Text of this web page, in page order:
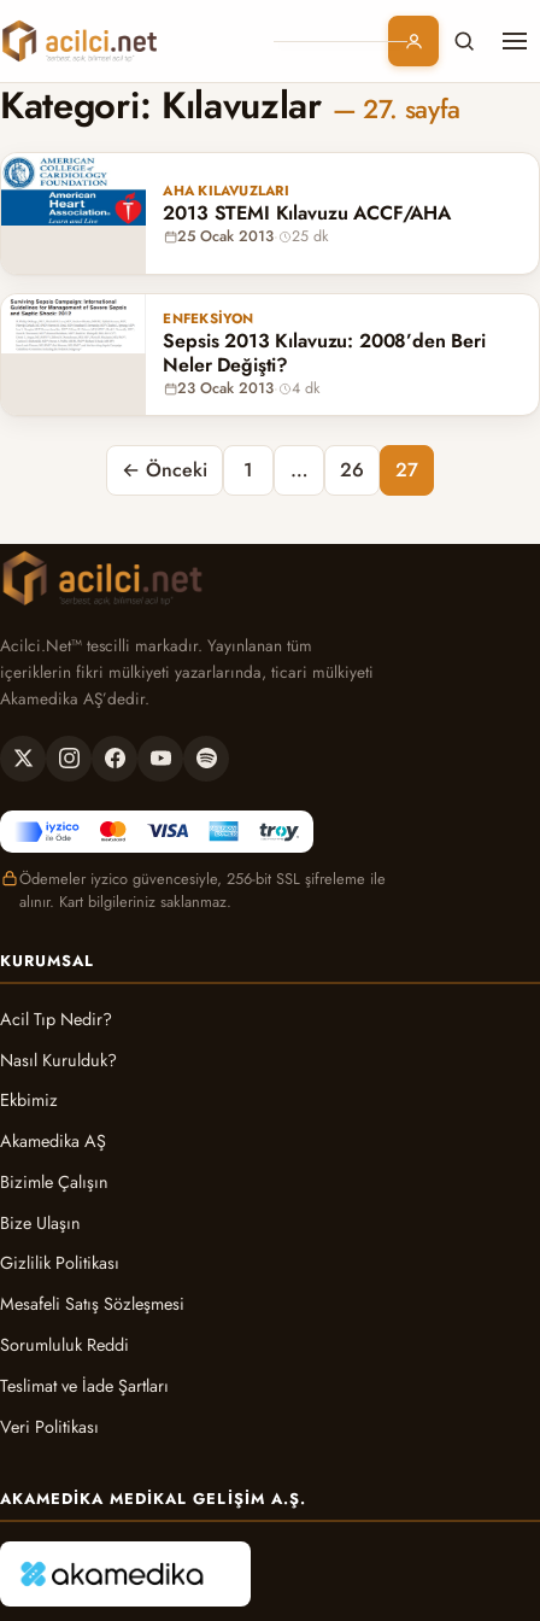
Branşlar
Konular
Kurumsal
Abonelik
Kategori: Kılavuzlar — 27. sayfa
AHA KILAVUZLARI
2013 STEMI Kılavuzu ACCF/AHA
25 Ocak 2013· 25 dk
ENFEKSIYON
Sepsis 2013 Kılavuzu: 2008’den Beri
Neler Değişti?
23 Ocak 2013· 4 dk
Yazı sayfalaması
← Önceki 1 … 26 27
Acilci.Net™ tescilli markadır. Yayınlanan tüm
içeriklerin fikri mülkiyeti yazarlarında, ticari mülkiyeti
Akamedika AŞ’dedir.
Ödemeler iyzico güvencesiyle, 256-bit SSL şifreleme ile
alınır. Kart bilgileriniz saklanmaz.
KURUMSAL
Acil Tıp Nedir?
Nasıl Kurulduk?
Ekbimiz
Akamedika AŞ
Bizimle Çalışın
Bize Ulaşın
Gizlilik Politikası
Mesafeli Satış Sözleşmesi
Sorumluluk Reddi
Teslimat ve İade Şartları
Veri Politikası
AKAMEDIKA MEDIKAL GELIŞIM A.Ş.